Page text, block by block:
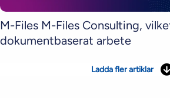
M-Files M-Files Consulting,
dokumentbaserat arbete
Ladda fler artiklar